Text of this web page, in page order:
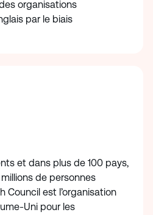
organisations
par le biais
et dans plus de 100 pays,
de personnes
Council est l’organisation
Uni pour les